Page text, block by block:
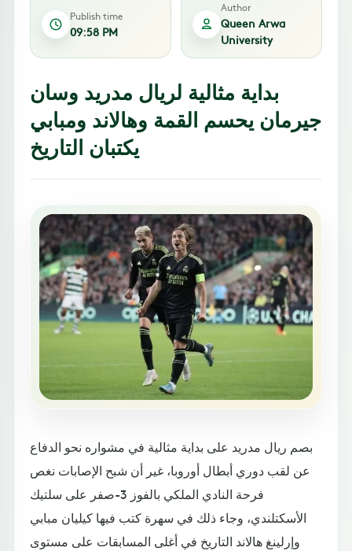
Publish time
09:58 PM
Author
Queen Arwa
University
بداية مثالية لريال مدريد وسان
جيرمان يحسم القمة وهالاند ومبابي
يكتبان التاريخ
بصم ريال مدريد على بداية مثالية في مشواره نحو الدفاع
عن لقب دوري أبطال أوروبا، غير أن شبح الإصابات نغص
فرحة النادي الملكي بالفوز 3-صفر على سلتيك
الأسكتلندي، وجاء ذلك في سهرة كتب فيها كيليان مبابي
وإرلينغ هالاند التاريخ في أغلى المسابقات على مستوى